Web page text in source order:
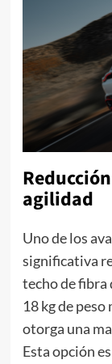
agilidad
Uno de los
significativa
techo de fibra
18 kg de
otorga una
Esta opción